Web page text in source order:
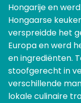
Hongarije en
Hongaarse
verspreidde het
Europa en werd
en ingrediënten.
stoofgerecht in
verschillende
lokale culinaire